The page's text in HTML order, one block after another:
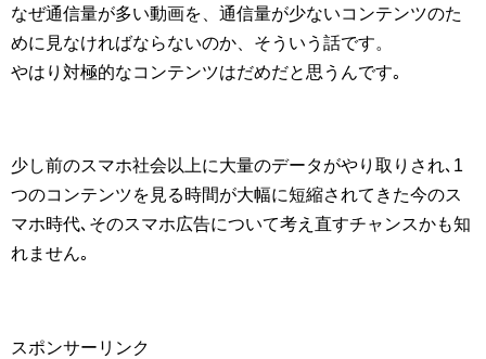
なぜ通信量が多い動画を、通信量が少ないコンテンツのた
めに見なければならないのか、そういう話です。
やはり対極的なコンテンツはだめだと思うんです｡
少し前のスマホ社会以上に大量のデータがやり取りされ､1
つのコンテンツを見る時間が大幅に短縮されてきた今のス
マホ時代､そのスマホ広告について考え直すチャンスかも知
れません｡
スポンサーリンク